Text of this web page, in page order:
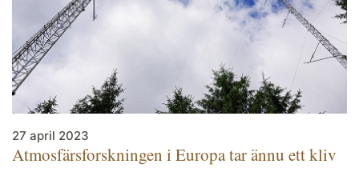
27 april 2023
Atmosfärsforskningen i Europa tar ännu ett kliv